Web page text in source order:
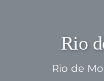
Rio
Rio de